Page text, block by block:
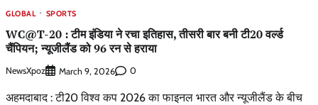
GLOBAL SPORTS
WC@T-20 : टीम इंडिया ने रचा इतिहास, तीसरी बार बनी टी20 वर्ल्ड
चैंपियन; न्यूजीलैंड को 96 रन से हराया
NewsXpoz March 9, 2026 0
अहमदाबाद : टी20 विश्व कप 2026 का फाइनल भारत और न्यूजीलैंड के बीच